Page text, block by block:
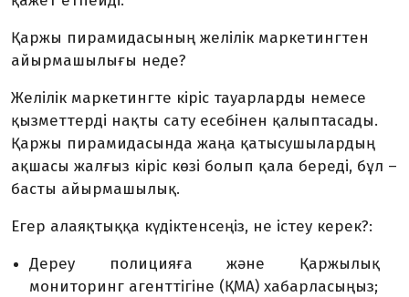
Қаржы пирамидасының желілік маркетингтен
айырмашылығы неде?
Желілік маркетингте кіріс тауарларды немесе
қызметтерді нақты сату есебінен қалыптасады.
Қаржы пирамидасында жаңа қатысушылардың
ақшасы жалғыз кіріс көзі болып қала береді, бұл –
басты айырмашылық.
Егер алаяқтыққа күдіктенсеңіз, не істеу керек?:
Дереу полицияға және Қаржылық
мониторинг агенттігіне (ҚМА) хабарласыңыз;